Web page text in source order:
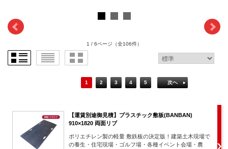
1 / 6ページ （全106件）
1 2 3 4 5 次へ
【運賃別途御見積】プラスチック敷板(BANBAN)
910×1820 両面リブ
ポリエチレン製の軽量 敷鉄板の決定版！建築土木現場で
の養生・住宅現場・ゴルフ場・各種イベント会場・農